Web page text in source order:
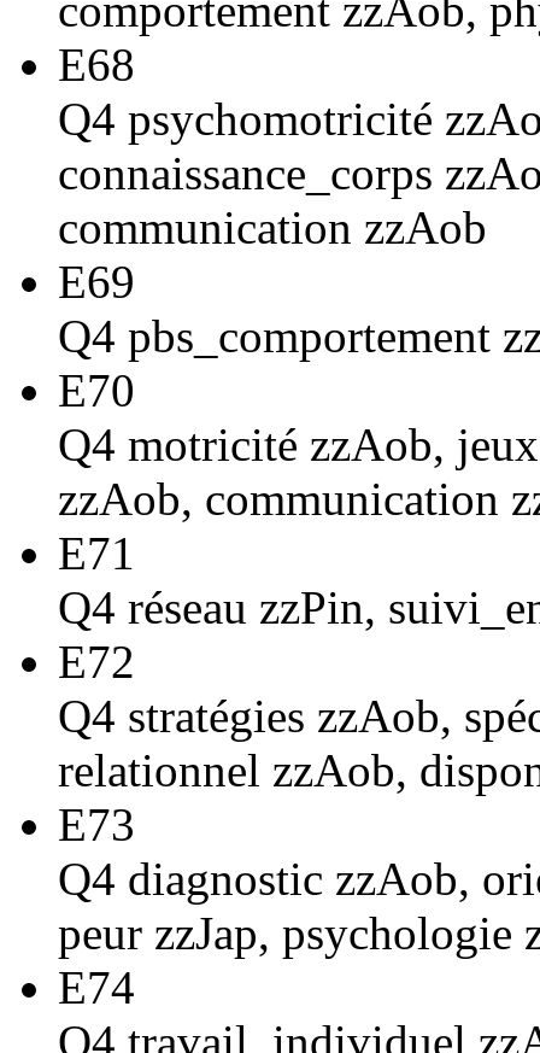
E68
Q4 psychomotricité
connaissance_corps
communication zzAob
E69
Q4 pbs_comportement
E70
Q4 motricité zzAob,
zzAob, communication
E71
Q4 réseau zzPin,
E72
Q4 stratégies zzAob,
relationnel zzAob,
E73
Q4 diagnostic zzAob,
peur zzJap, psychologie
E74
Q4 travail_individuel